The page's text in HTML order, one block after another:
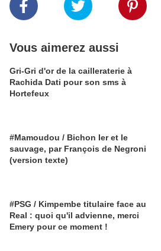
Vous aimerez aussi
Gri-Gri d'or de la cailleraterie à
Rachida Dati pour son sms à
Hortefeux
#Mamoudou / Bichon Ier et le
sauvage, par François de Negroni
(version texte)
#PSG / Kimpembe titulaire face au
Real : quoi qu'il advienne, merci
Emery pour ce moment !